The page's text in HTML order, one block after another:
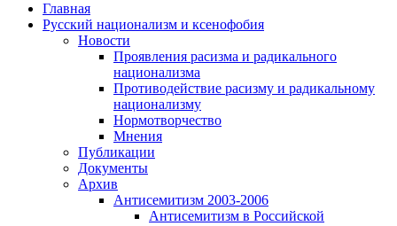
Главная
Русский национализм и ксенофобия
Новости
Проявления расизма и радикального
национализма
Противодействие расизму и радикальному
национализму
Нормотворчество
Мнения
Публикации
Документы
Архив
Антисемитизм 2003-2006
Антисемитизм в Российской